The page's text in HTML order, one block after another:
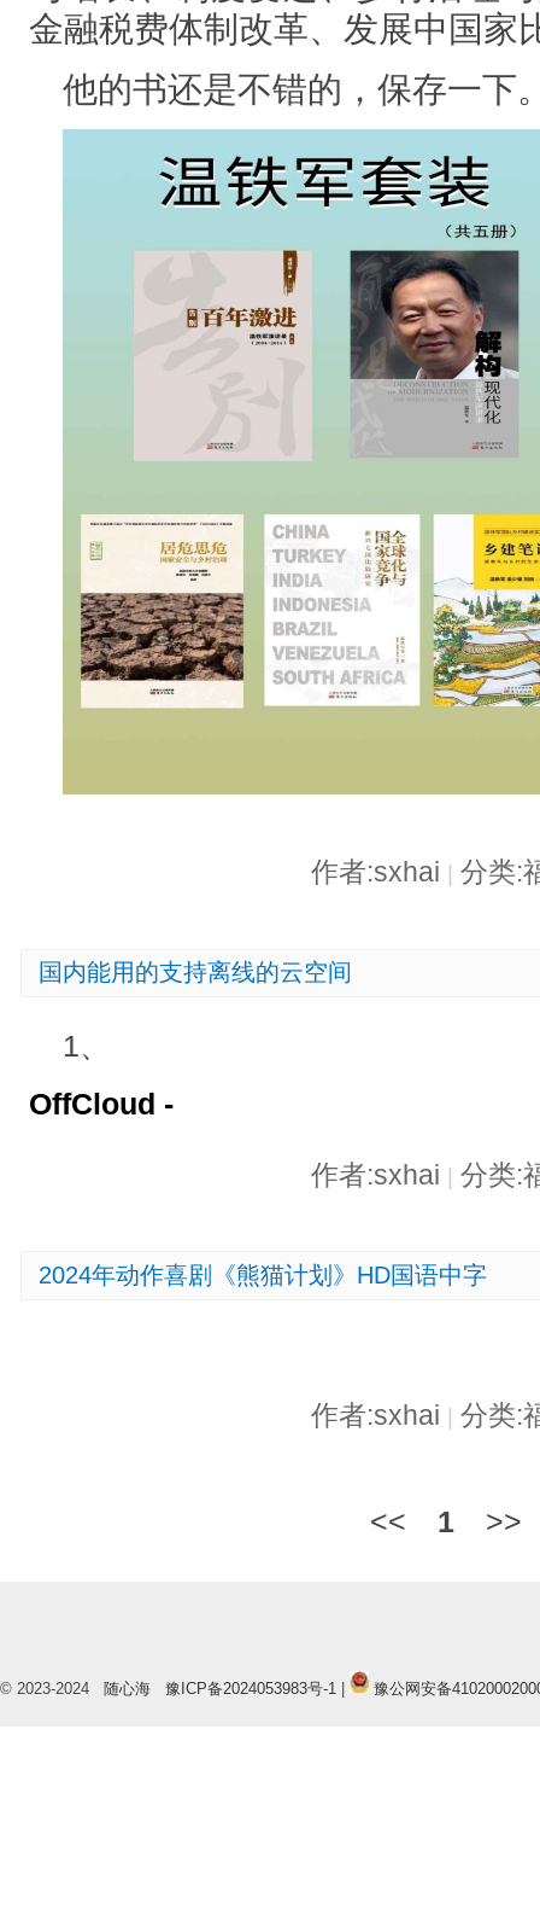
金融税费体制改革、发展中国家
他的书还是不错的，保存一下
作者:sxhai 分类:
国内能用的支持离线的云空间
1、
OffCloud -
作者:sxhai 分类:
2024年动作喜剧《熊猫计划》HD国语中字
作者:sxhai 分类:
<< 1 >>
© 2023-2024 随心海 豫ICP备2024053983号-1 豫公网安备